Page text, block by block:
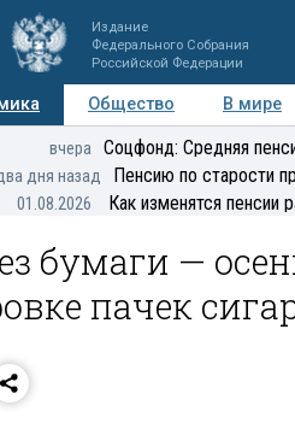
Издание
Федерального Собрания
Российской Федерации
Общество В мире
Мнения Регионы
вчера Соцфонд: Средняя
дня назад Пенсию по старости
01.08.2026 Как изменятся пенсии
бумаги —
пачек